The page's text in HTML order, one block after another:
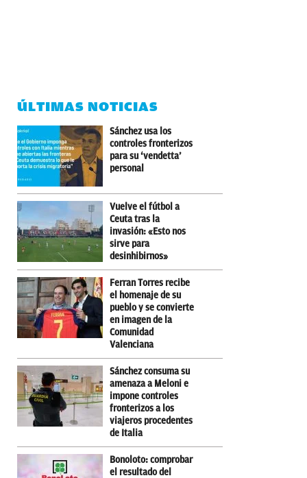
ÚLTIMAS NOTICIAS
Sánchez usa los
controles fronterizos
para su ‘vendetta’
personal
Vuelve el fútbol a
Ceuta tras la
invasión: «Esto nos
sirve para
desinhibirnos»
Ferran Torres recibe
el homenaje de su
pueblo y se convierte
en imagen de la
Comunidad
Valenciana
Sánchez consuma su
amenaza a Meloni e
impone controles
fronterizos a los
viajeros procedentes
de Italia
Bonoloto: comprobar
el resultado del